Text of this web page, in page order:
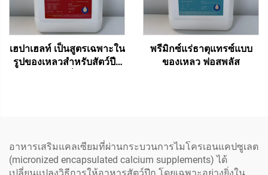
เฮปาเฮลท์ เป็นสูตรเฉพาะใน
รูปของเหลวสำหรับสัตว์ปีก
ความผิดปกติของตับและ
ไต...
พรีมิกซ์แร่ธาตุแทรซ์แบบ
ของเหลว ฟอสพลัส
อาหารเสริมแคลเซียมที่ผ่านกระบวนการไมโครเอนแคปซูเลต
(micronized encapsulated calcium supplements) ได้